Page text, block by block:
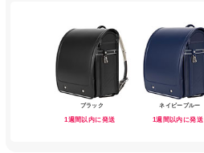
ブラック
1週間以内に発送
ネイビーブルー
1週間以内に発送